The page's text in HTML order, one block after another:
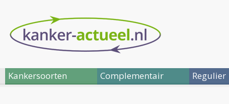
Kankersoorten Complementair Regulier